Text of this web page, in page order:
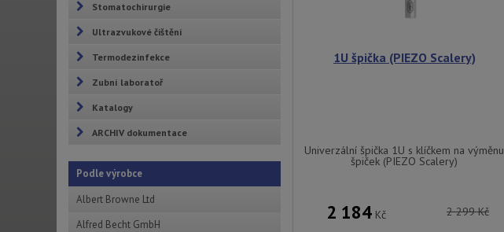
Stomatochirurgie
Ultrazvukové čištění
Termodezinfekce
Zubní laboratoř
Katalogy
ARCHIV dokumentace
Podle výrobce
Albert Browne Ltd
Alfred Becht GmbH
1U špička (PIEZO Scalery)
Univerzální špička 1U s klíčkem na výměnu
špiček (PIEZO Scalery)
2 184 Kč 2 299 Kč